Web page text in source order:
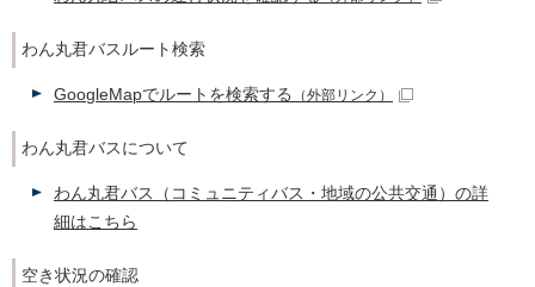
わん丸君バスルート検索
GoogleMapでルートを検索する （外部リンク）
わん丸君バスについて
わん丸君バス（コミュニティバス・地域の公共交通）の詳
細はこちら
空き状況の確認